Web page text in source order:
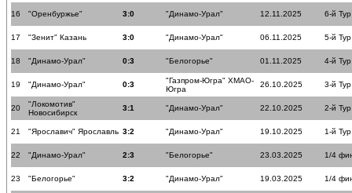
16 "Оренбуржье" 3:0 "Динамо-Урал" 12.11.2025 6-й Тур
17 "Зенит" Казань 3:0 "Динамо-Урал" 06.11.2025 5-й Тур
18 "Динамо-Урал" 0:3 "Белогорье" 01.11.2025 4-й Тур
19 "Динамо-Урал" 0:3
"Газпром-Югра" ХМАО-
Югра
26.10.2025 3-й Тур
20
"Локомотив"
Новосибирск
3:1 "Динамо-Урал" 22.10.2025 2-й Тур
21 "Ярославич" Ярославль 3:2 "Динамо-Урал" 19.10.2025 1-й Тур
22 "Динамо-Урал" 2:3 "Белогорье" 23.03.2025 1/4
23 "Белогорье" 3:2 "Динамо-Урал" 19.03.2025 1/4